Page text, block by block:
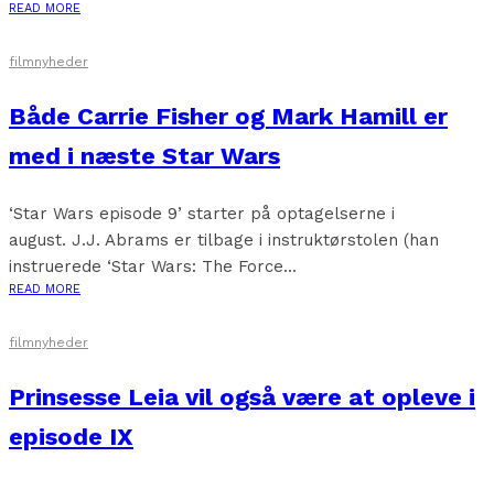
READ MORE
filmnyheder
Både Carrie Fisher og Mark Hamill er
med i næste Star Wars
‘Star Wars episode 9’ starter på optagelserne i
august. J.J. Abrams er tilbage i instruktørstolen (han
instruerede ‘Star Wars: The Force...
READ MORE
filmnyheder
Prinsesse Leia vil også være at opleve i
episode IX